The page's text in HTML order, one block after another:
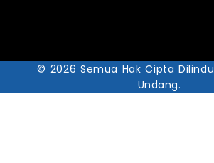
© 2026 Semua Hak Cipta
Undang.